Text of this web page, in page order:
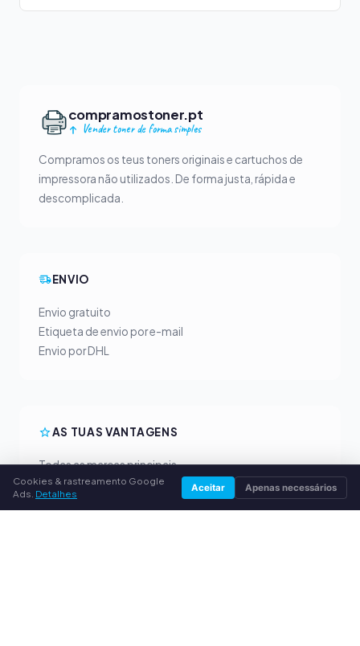
compramostoner.pt
Vender toner de forma simples
Compramos os teus toners originais e cartuchos de
impressora não utilizados. De forma justa, rápida e
descomplicada.
ENVIO
Envio gratuito
Etiqueta de envio por e-mail
Envio por DHL
AS TUAS VANTAGENS
Todas as marcas principais
Preços de compra justos
Pagamento antecipado por PayPal
Cookies & rastreamento Google
Ads. Detalhes Aceitar Apenas necessários